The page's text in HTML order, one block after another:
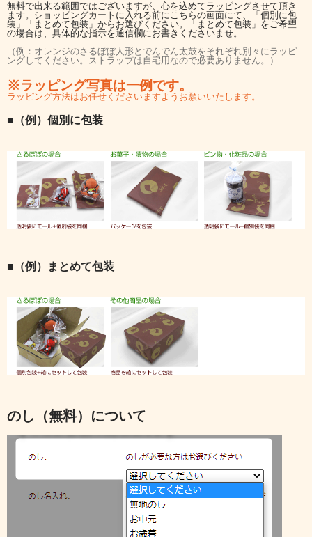
無料で出来る範囲ではございますが、心を込めてラッピングさせて頂き
ます。ショッピングカートに入れる前にこちらの画面にて、「個別に包
装」「まとめて包装」からお選びください。「まとめて包装」をご希望
の場合は、具体的な指示を通信欄にお書きくださいませ。
（例：オレンジのさるぼぼ人形とでんでん太鼓をそれぞれ別々にラッピ
ングしてください。ストラップは自宅用なので必要ありません。）
※ラッピング写真は一例です。
ラッピング方法はお任せくださいますようお願いいたします。
■（例）個別に包装
■（例）まとめて包装
のし（無料）について